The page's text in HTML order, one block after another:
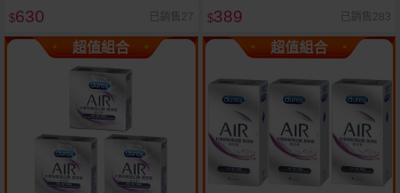
$630 已銷售27 $389 已銷售283
超值組合 超值組合